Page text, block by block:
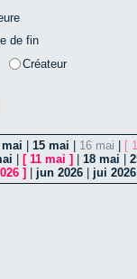
de fin
Créateur
mai 15 mai 16 mai
[
[ 11 mai ] 18 mai
] jun 2026 jui 2026